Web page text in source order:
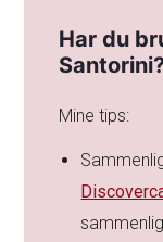
Har du
Mine tips: